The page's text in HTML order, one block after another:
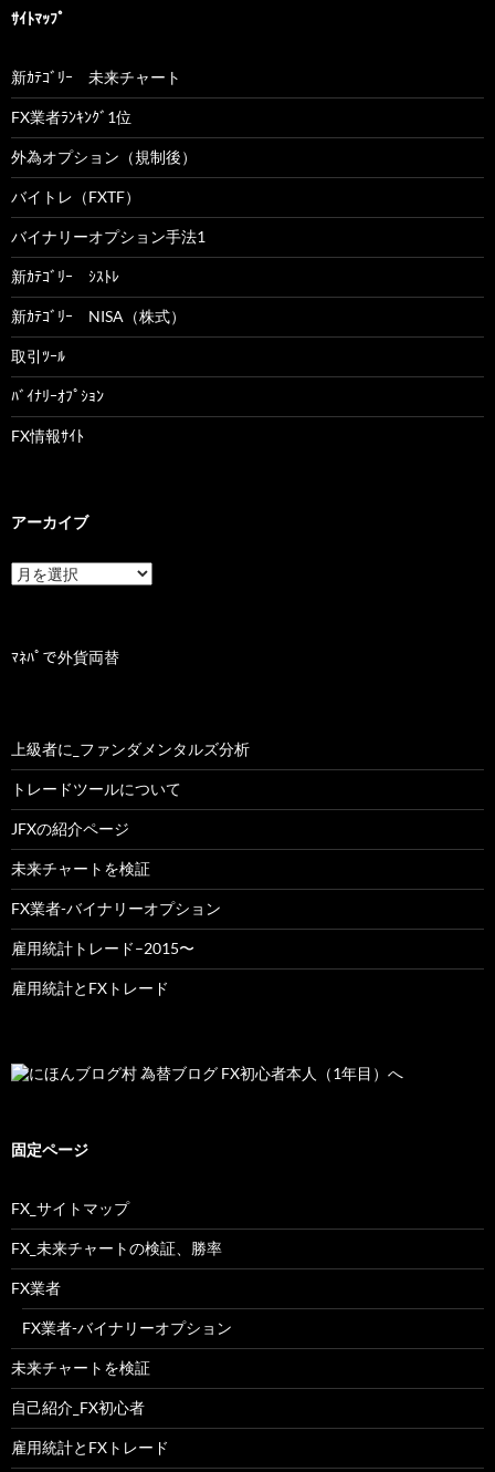
ｻｲﾄﾏｯﾌﾟ
新ｶﾃｺﾞﾘｰ 未来チャート
FX業者ﾗﾝｷﾝｸﾞ1位
外為オプション（規制後）
バイトレ（FXTF）
バイナリーオプション手法1
新ｶﾃｺﾞﾘｰ ｼｽﾄﾚ
新ｶﾃｺﾞﾘｰ NISA（株式）
取引ﾂｰﾙ
ﾊﾞｲﾅﾘｰｵﾌﾟｼｮﾝ
FX情報ｻｲﾄ
アーカイブ
ア
ー
ブ
ﾏﾈﾊﾟで外貨両替
上級者に_ファンダメンタルズ分析
トレードツールについて
JFXの紹介ページ
未来チャートを検証
FX業者-バイナリーオプション
雇用統計トレード–2015〜
雇用統計とFXトレード
固定ページ
FX_サイトマップ
FX_未来チャートの検証、勝率
FX業者
FX業者-バイナリーオプション
未来チャートを検証
自己紹介_FX初心者
雇用統計とFXトレード